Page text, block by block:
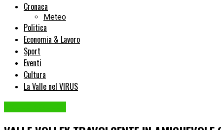
Cronaca
Meteo
Politica
Economia & Lavoro
Sport
Eventi
Cultura
La Valle nel VIRUS